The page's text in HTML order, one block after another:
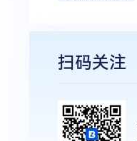
扫码关注